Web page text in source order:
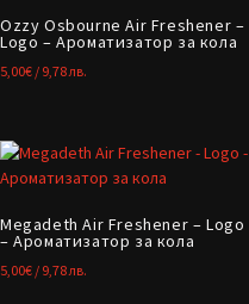
Ozzy Osbourne Air Freshener –
Logo – Ароматизатор за кола
5,00€ / 9,78 лв.
Megadeth Air Freshener – Logo
– Ароматизатор за кола
5,00€ / 9,78 лв.